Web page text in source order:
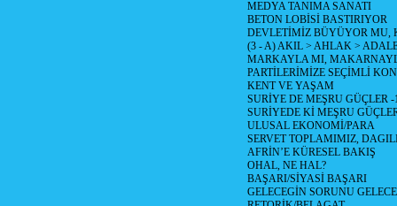
MEDYA TANIMA SANATI
BETON LOBİSİ BASTIRIYOR
DEVLETİMİZ BÜYÜYOR MU,
(3 - A) AKIL > AHLAK >
MARKAYLA MI,
PARTİLERİMİZE SEÇİMLİ
KENT VE YAŞAM
SURİYE DE MEŞRU GÜÇLER -
SURİYEDE Kİ MEŞRU
ULUSAL EKONOMİ/PARA
SERVET TOPLAMIMIZ,
AFRİN’E KÜRESEL BAKIŞ
OHAL, NE HAL?
BAŞARI/SİYASİ BAŞARI
GELECEGİN SORUNU